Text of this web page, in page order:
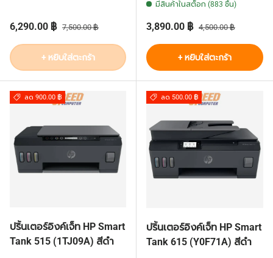
ราคาส่วนลด
6,290.00 ฿ ราคาปกติ
7,500.00 ฿
+ หยิบใส่ตะกร้า
มีสินค้าในสต็อก (883 ชิ้น)
ราคาส่วนลด
3,890.00 ฿ ราคาปกติ
4,500.00 ฿
+ หยิบใส่ตะกร้า
ลด 900.00 ฿
ปริ้นเตอร์อิงค์เจ็ท HP Smart
Tank 515 (1TJ09A) สีดำ
ลด 500.00 ฿
ปริ้นเตอร์อิงค์เจ็ท HP Smart
Tank 615 (Y0F71A) สีดำ